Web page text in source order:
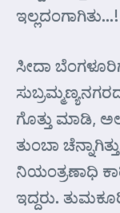
ಇಲ್ಲದಂಗಾಗಿತು…!
ಸೀದಾ
ಗೊತ್ತು ಮಾಡಿ,
ತುಂಬಾ
ನಿಯಂತ್ರಣಾಧಿ
ಇದ್ದರು.